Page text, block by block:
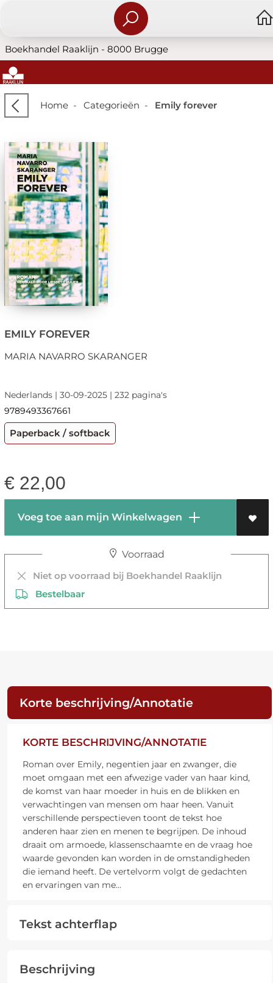
Boekhandel Raaklijn - 8000 Brugge
Home- Categorieën - Emily forever
EMILY FOREVER
MARIA NAVARRO SKARANGER
Nederlands | 30-09-2025 | 232 pagina's
9789493367661
Paperback / softback
€ 22,00
Voeg toe aan mijn Winkelwagen
Voorraad
Niet op voorraad bij Boekhandel Raaklijn
Bestelbaar
Korte beschrijving/Annotatie
KORTE BESCHRIJVING/ANNOTATIE
Roman over Emily, negentien jaar en zwanger, die
moet omgaan met een afwezige vader van haar kind,
de komst van haar moeder in huis en de blikken en
verwachtingen van mensen om haar heen. Vanuit
verschillende perspectieven toont de tekst hoe
anderen haar zien en menen te begrijpen. De inhoud
draait om armoede, klassenschaamte en de vraag hoe
waarde gevonden kan worden in de omstandigheden
die iemand heeft. De vertelvorm volgt de gedachten
en ervaringen van me...
Tekst achterflap
Beschrijving